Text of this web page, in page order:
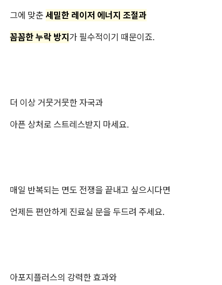
그에 맞춘 세밀한 레이저 에너지 조절과
꼼꼼한 누락 방지가 필수적이기 때문이죠.
더 이상 거뭇거뭇한 자국과
아픈 상처로 스트레스받지 마세요.
매일 반복되는 면도 전쟁을 끝내고 싶으시다면
언제든 편안하게 진료실 문을 두드려 주세요.
아포지플러스의 강력한 효과와